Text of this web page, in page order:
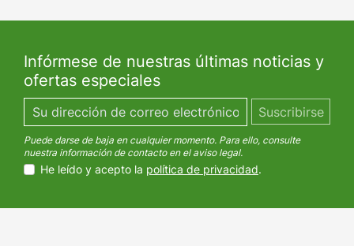
Infórmese de nuestras últimas noticias y
ofertas especiales
Puede darse de baja en cualquier momento. Para ello, consulte
nuestra información de contacto en el aviso legal.
He leído y acepto la política de privacidad.